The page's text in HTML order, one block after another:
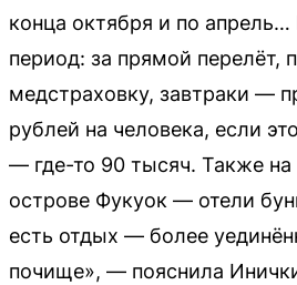
конца октября и по
период: за прямой перелёт,
медстраховку, завтраки —
рублей на человека, если
— где-то 90 тысяч. Также на
острове Фукуок — отели
есть отдых — более
почище», — пояснила